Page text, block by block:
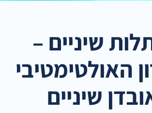
שיניים –
האולטימטיבי
שיניים